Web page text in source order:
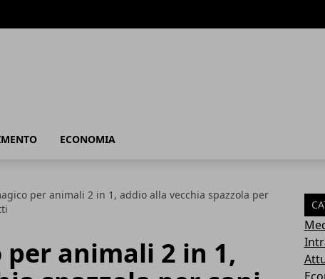
ECONOMIA
per animali 2 in 1, addio alla vecchia spazzola per
animali 2 in 1,